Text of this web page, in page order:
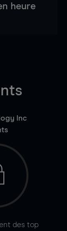
heure
Inc
des top